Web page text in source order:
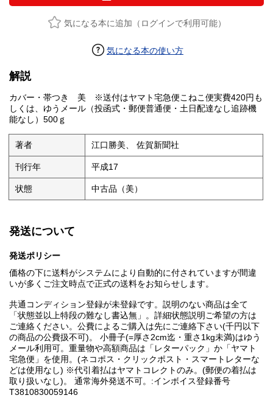
気になる本に追加（ログインで利用可能）
気になる本の使い方
解説
カバー・帯つき 美 ※送付はヤマト宅急便こねこ便実費420円も
しくは、ゆうメール（投函式・郵便普通便・土日配達なし追跡機
能なし）500ｇ
著者 江口勝美、 佐賀新聞社
刊行年 平成17
状態 中古品（美）
発送について
発送ポリシー
価格の下に送料がシステムにより自動的に付されていますが間違
いが多くご注文時点で正式の送料をお知らせします。
共通コンディション登録が未登録です。説明のない商品は全て
「状態並以上特段の難なし書込無」。詳細状態説明ご希望の方は
ご連絡ください。公費によるご購入は先にご連絡下さい(千円以下
の商品の公費扱不可)。 小冊子(=厚さ2cm迄・重さ1kg未満)はゆう
メール利用可。重量物や高額商品は「レターパック」か「ヤマト
宅急便」を使用。(ネコポス・クリックポスト・スマートレターな
どは使用なし) ※代引着払はヤマトコレクトのみ。(郵便の着払は
取り扱いなし)。 通常海外発送不可。:インボイス登録番号
T3810830059146